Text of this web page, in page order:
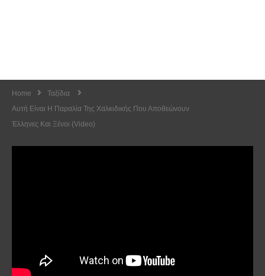
Home
Ταξίδια
Αυτή Είναι Η Παραλία Της Χαλκιδικής Που Αποθεώνουν
Έλληνες Και Ξένοι (Video)